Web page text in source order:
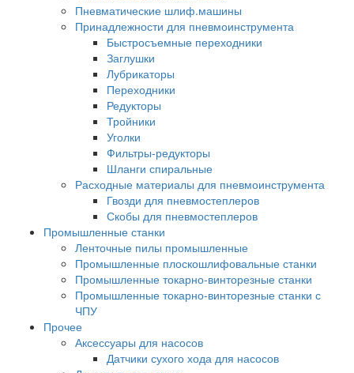
Пневматические шлиф.машины
Принадлежности для пневмоинструмента
Быстросъемные переходники
Заглушки
Лубрикаторы
Переходники
Редукторы
Тройники
Уголки
Фильтры-редукторы
Шланги спиральные
Расходные материалы для пневмоинструмента
Гвозди для пневмостеплеров
Скобы для пневмостеплеров
Промышленные станки
Ленточные пилы промышленные
Промышленные плоскошлифовальные станки
Промышленные токарно-винторезные станки
Промышленные токарно-винторезные станки с
ЧПУ
Прочее
Аксессуары для насосов
Датчики сухого хода для насосов